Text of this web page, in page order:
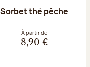
Sorbet thé pêche
À partir de
8,90 €